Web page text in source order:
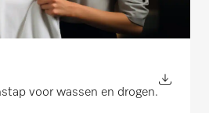
voor wassen en drogen.